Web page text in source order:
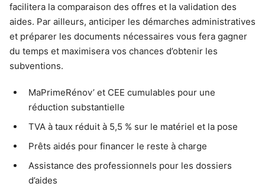
facilitera la comparaison des offres et la validation des
aides. Par ailleurs, anticiper les démarches administratives
et préparer les documents nécessaires vous fera gagner
du temps et maximisera vos chances d’obtenir les
subventions.
MaPrimeRénov’ et CEE cumulables pour une
réduction substantielle
TVA à taux réduit à 5,5 % sur le matériel et la pose
Prêts aidés pour financer le reste à charge
Assistance des professionnels pour les dossiers
d’aides